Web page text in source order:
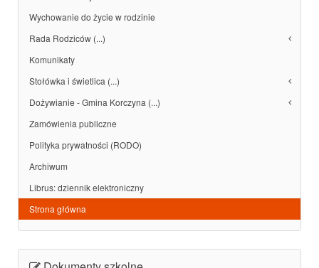
Wychowanie do życie w rodzinie
Rada Rodziców (...)
Komunikaty
Stołówka i świetlica (...)
Dożywianie - Gmina Korczyna (...)
Zamówienia publiczne
Polityka prywatności (RODO)
Archiwum
Librus: dziennik elektroniczny
Strona główna